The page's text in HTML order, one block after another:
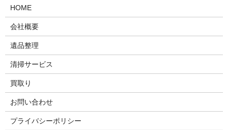
HOME
会社概要
遺品整理
清掃サービス
買取り
お問い合わせ
プライバシーポリシー